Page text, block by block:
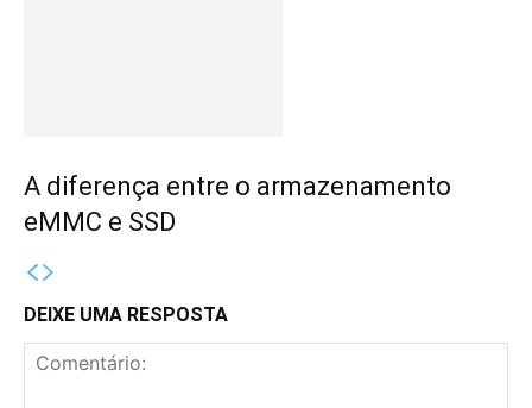
A diferença entre o armazenamento
eMMC e SSD
DEIXE UMA RESPOSTA